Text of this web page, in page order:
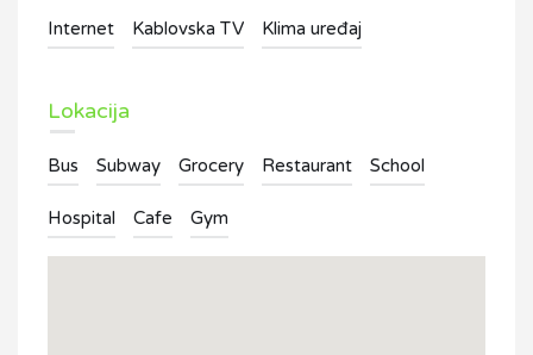
Internet Kablovska TV Klima uređaj
Lokacija
Bus Subway Grocery Restaurant School
Hospital Cafe Gym